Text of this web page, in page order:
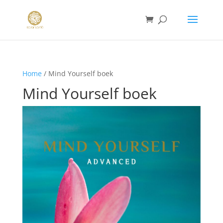
Home/ Mind Yourself boek
Mind Yourself boek